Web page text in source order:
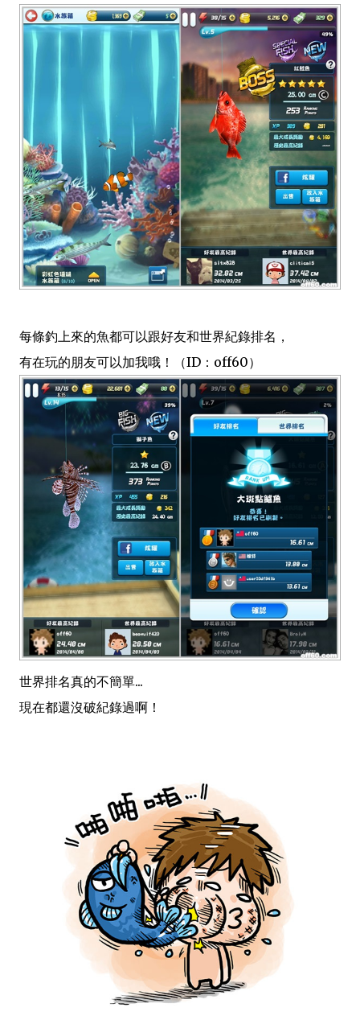
每條釣上來的魚都可以跟好友和世界紀錄排名，
有在玩的朋友可以加我哦！（ID：off60）
世界排名真的不簡單...
現在都還沒破紀錄過啊！